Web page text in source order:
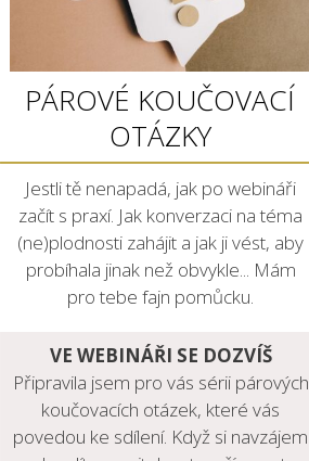
PÁROVÉ KOUČOVACÍ
OTÁZKY
Jestli tě nenapadá, jak po webináři
začít s praxí. Jak konverzaci na téma
(ne)plodnosti zahájit a jak ji vést, aby
probíhala jinak než obvykle... Mám
pro tebe fajn pomůcku.
VE WEBINÁŘI SE DOZVÍŠ
Připravila jsem pro vás sérii párových
koučovacích otázek, které vás
povedou ke sdílení. Když si navzájem